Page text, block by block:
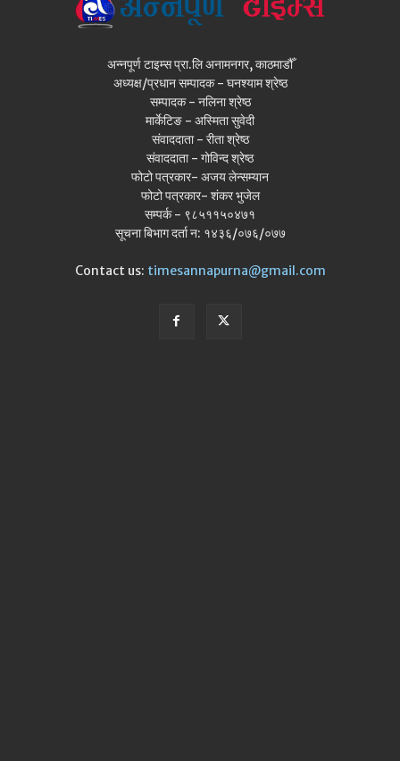
अन्नपूर्ण टाइम्स प्रा.लि अनामनगर, काठमाडौँ
अध्यक्ष/प्रधान सम्पादक - घनश्याम श्रेष्ठ
सम्पादक - नलिना श्रेष्ठ
मार्केटिङ - अस्मिता सुवेदी
संवाददाता - रीता श्रेष्ठ
संवाददाता - गोविन्द श्रेष्ठ
फोटो पत्रकार- अजय लेन्सम्यान
फोटो पत्रकार- शंकर भुजेल
सम्पर्क - ९८५११५०४७१
सूचना बिभाग दर्ता न: १४३६/०७६/०७७
Contact us: timesannapurna@gmail.com